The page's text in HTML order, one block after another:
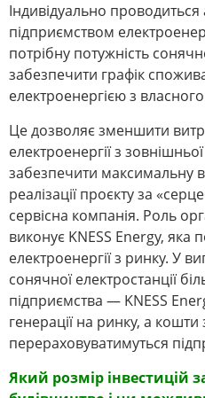
Індивідуально
підприємством
потрібну потужність
забезпечити графік
електроенергією з
Це дозволяє зменшити
електроенергії з
забезпечити максимальну
реалізації проєкту за
сервісна компанія. Роль
виконує KNESS Energy, яка
електроенергії з ринку. У
сонячної електростанції
підприємства — KNESS
генерації на ринку, а
перераховуватимуться
Який розмір інвестицій